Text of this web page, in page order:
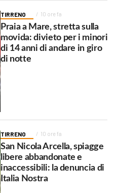
TIRRENO 10 ore fa
Praia a Mare, stretta sulla
movida: divieto per i minori
di 14 anni di andare in giro
di notte
TIRRENO 10 ore fa
San Nicola Arcella, spiagge
libere abbandonate e
inaccessibili: la denuncia di
Italia Nostra